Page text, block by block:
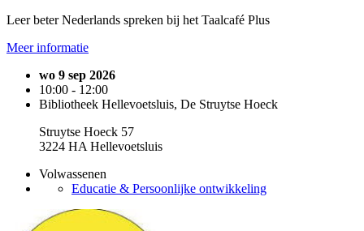
Leer beter Nederlands spreken bij het Taalcafé Plus
Meer informatie
wo 9 sep 2026
10:00 - 12:00
Bibliotheek Hellevoetsluis, De Struytse Hoeck
Struytse Hoeck 57
3224 HA Hellevoetsluis
Volwassenen
Educatie & Persoonlijke ontwikkeling